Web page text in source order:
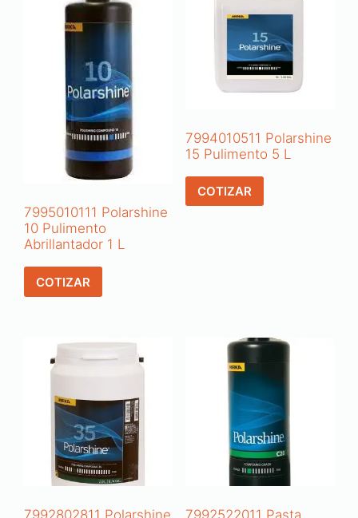
7995010111 Polarshine
10 Pulimento
Abrillantador 1 L
COTIZAR
7994010511 Polarshine
15 Pulimento 5 L
COTIZAR
7992802811 Polarshine 7992522011 Pasta